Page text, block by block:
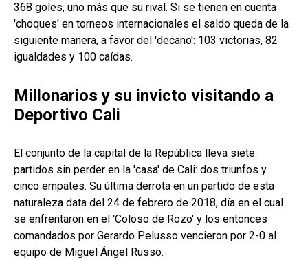
368 goles, uno más que su rival. Si se tienen en cuenta
'choques' en torneos internacionales el saldo queda de la
siguiente manera, a favor del 'decano': 103 victorias, 82
igualdades y 100 caídas.
Millonarios y su invicto visitando a
Deportivo Cali
El conjunto de la capital de la República lleva siete
partidos sin perder en la 'casa' de Cali: dos triunfos y
cinco empates. Su última derrota en un partido de esta
naturaleza data del 24 de febrero de 2018, día en el cual
se enfrentaron en el 'Coloso de Rozo' y los entonces
comandados por Gerardo Pelusso vencieron por 2-0 al
equipo de Miguel Ángel Russo.